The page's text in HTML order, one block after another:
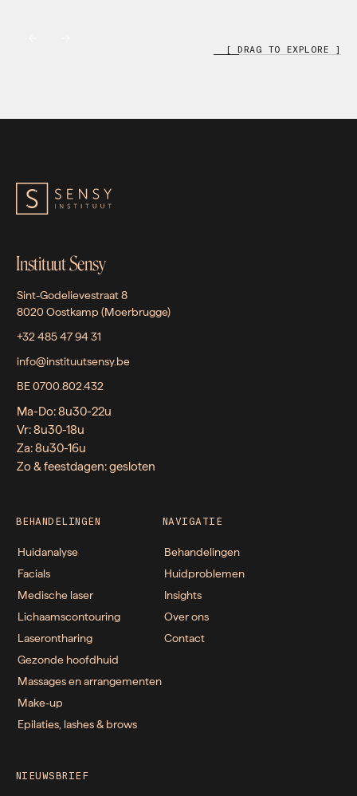
[ DRAG TO EXPLORE ]
Instituut Sensy
Sint-Godelievestraat 8
8020 Oostkamp (Moerbrugge)
+32 485 47 94 31
info@instituutsensy.be
BE 0700.802.432
Ma-Do: 8u30-22u
Vr: 8u30-18u
Za: 8u30-16u
Zo & feestdagen: gesloten
BEHANDELINGEN
Huidanalyse
Facials
Medische laser
Lichaamscontouring
Laserontharing
Gezonde hoofdhuid
Massages en arrangementen
Make-up
Epilaties, lashes & brows
NAVIGATIE
Behandelingen
Huidproblemen
Insights
Over ons
Contact
NIEUWSBRIEF